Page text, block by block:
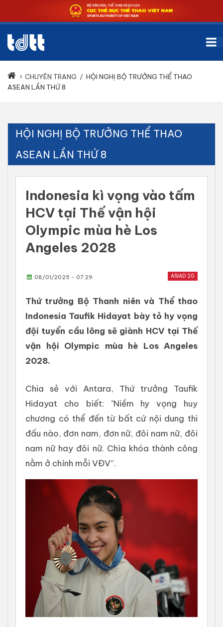
CHUYÊN TRANG / HỘI NGHỊ BỘ TRƯỞNG THỂ THAO
ASEAN LẦN THỨ 8
HỘI NGHỊ BỘ TRƯỞNG THỂ THAO
ASEAN LẦN THỨ 8
Indonesia kì vọng vào tấm
HCV tại Thế vận hội
Olympic mùa hè Los
Angeles 2028
ASIAD 20
08/01/2025 - 07:29
Thứ trưởng Bộ Thanh niên và Thể thao
Indonesia Taufik Hidayat bày tỏ hy vọng
đội tuyển cầu lông sẽ giành HCV tại Thế
vận hội Olympic mùa hè Los Angeles
2028.
Chia sẻ với Antara, Thứ trưởng Taufik
Hidayat cho biết: "Niềm hy vọng huy
chương có thể đến từ bất cứ nội dung thi
đấu nào, đơn nam, đơn nữ, đôi nam nữ, đôi
nam nữ hay đôi nữ. Chìa khóa thành công
nằm ở chính mỗi VĐV”.